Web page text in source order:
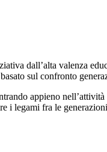
dall’alta valenza
sul confronto
appieno
legami fra le